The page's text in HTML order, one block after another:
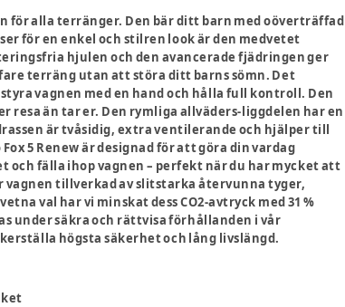
för alla terränger. Den bär ditt barn med oöverträffad
för en enkel och stilren look är den medvetet
hjulen och den avancerade fjädringen ger
terräng utan att störa ditt barns sömn. Det
vagnen med en hand och hålla full kontroll. Den
resa än tar er. Den rymliga allväders-liggdelen har en
är tvåsidig, extra ventilerande och hjälper till
5 Renew är designad för att göra din vardag
fälla ihop vagnen – perfekt när du har mycket att
vagnen tillverkad av slitstarka återvunna tyger,
val har vi minskat dess CO2-avtryck med 31 %
under säkra och rättvisa förhållanden i vår
högsta säkerhet och lång livslängd.